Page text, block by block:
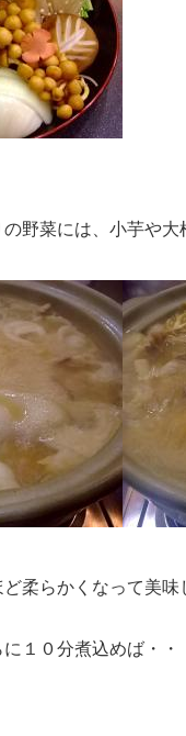
野菜には、小芋や
柔らかくなって美
１０分煮込めば・・